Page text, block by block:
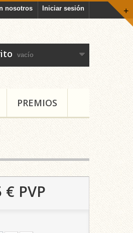
+
Iniciar sesión
nosotros
vacío
PREMIOS
€ PVP